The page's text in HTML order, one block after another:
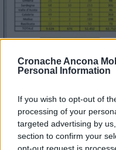
Cronache Ancona
Personal Information
If you wish to opt-out of
processing of your
targeted advertising by
section to confirm your
opt-out request is
© RIPRODUZIONE
Vai